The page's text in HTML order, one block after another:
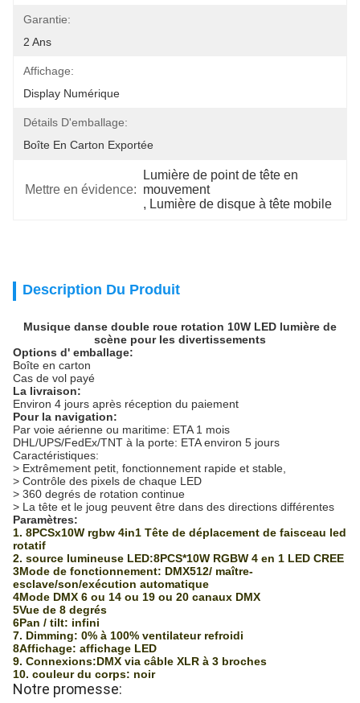
Garantie:
2 Ans
Affichage:
Display Numérique
Détails D'emballage:
Boîte En Carton Exportée
Mettre en évidence:
Lumière de point de tête en
mouvement
, Lumière de disque à tête mobile
Description Du Produit
Musique danse double roue rotation 10W LED lumière de
scène pour les divertissements
Options d' emballage:
Boîte en carton
Cas de vol payé
La livraison:
Environ 4 jours après réception du paiement
Pour la navigation:
Par voie aérienne ou maritime: ETA 1 mois
DHL/UPS/FedEx/TNT à la porte: ETA environ 5 jours
Caractéristiques:
> Extrêmement petit, fonctionnement rapide et stable,
> Contrôle des pixels de chaque LED
> 360 degrés de rotation continue
> La tête et le joug peuvent être dans des directions différentes
Paramètres:
1. 8PCSx10W rgbw 4in1 Tête de déplacement de faisceau led
rotatif
2. source lumineuse LED:8PCS*10W RGBW 4 en 1 LED CREE
3Mode de fonctionnement: DMX512/ maître-
esclave/son/exécution automatique
4Mode DMX 6 ou 14 ou 19 ou 20 canaux DMX
5Vue de 8 degrés
6Pan / tilt: infini
7. Dimming: 0% à 100% ventilateur refroidi
8Affichage: affichage LED
9. Connexions:DMX via câble XLR à 3 broches
10. couleur du corps: noir
Notre promesse: